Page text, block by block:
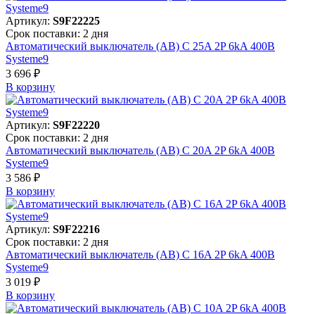
Артикул: S9F22225
Срок поставки: 2 дня
Автоматический выключатель (АВ) C 25A 2P 6kA 400В
Systeme9
3 696 ₽
В корзинy
Артикул: S9F22220
Срок поставки: 2 дня
Автоматический выключатель (АВ) C 20A 2P 6kA 400В
Systeme9
3 586 ₽
В корзинy
Артикул: S9F22216
Срок поставки: 2 дня
Автоматический выключатель (АВ) C 16A 2P 6kA 400В
Systeme9
3 019 ₽
В корзинy